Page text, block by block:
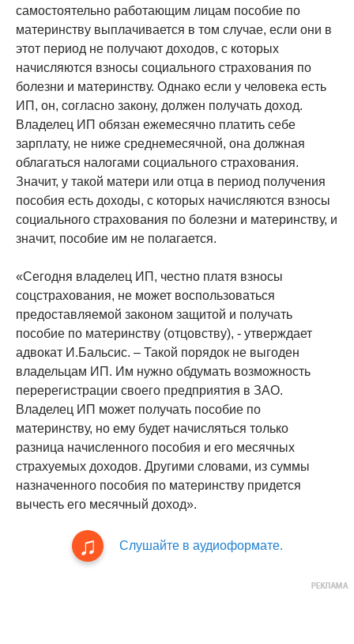
самостоятельно работающим лицам пособие по
материнству выплачивается в том случае, если они в
этот период не получают доходов, с которых
начисляются взносы социального страхования по
болезни и материнству. Однако если у человека есть
ИП, он, согласно закону, должен получать доход.
Владелец ИП обязан ежемесячно платить себе
зарплату, не ниже среднемесячной, она должная
облагаться налогами социального страхования.
Значит, у такой матери или отца в период получения
пособия есть доходы, с которых начисляются взносы
социального страхования по болезни и материнству, и
значит, пособие им не полагается.
«Сегодня владелец ИП, честно платя взносы
соцстрахования, не может воспользоваться
предоставляемой законом защитой и получать
пособие по материнству (отцовству), - утверждает
адвокат И.Бальсис. – Такой порядок не выгоден
владельцам ИП. Им нужно обдумать возможность
перерегистрации своего предприятия в ЗАО.
Владелец ИП может получать пособие по
материнству, но ему будет начисляться только
разница начисленного пособия и его месячных
страхуемых доходов. Другими словами, из суммы
назначенного пособия по материнству придется
вычесть его месячный доход».
Слушайте в аудиоформате.